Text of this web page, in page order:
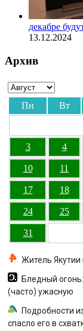
декабре
13.12.2024
Архив
Пн Вт
3 4
10 11
17 18
24 25
31
Житель
Бледный
(часто) ужасную
Подробности
спасло его в